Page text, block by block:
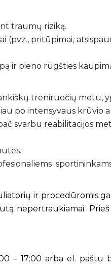
traumų riziką.
pritūpimai,
ir pieno rūgšties
treniruočių metu,
po intensyvaus krūvio
svarbu reabilitacijos
ir procedūromis
nepertraukiamai.
– 17:00 arba el.